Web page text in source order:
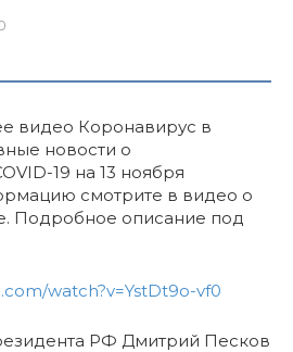
видео Коронавирус в
новости о
19 на 13 ноября
смотрите в видео о
Подробное описание под
watch?v=YstDt9o-vf0
РФ Дмитрий Песков